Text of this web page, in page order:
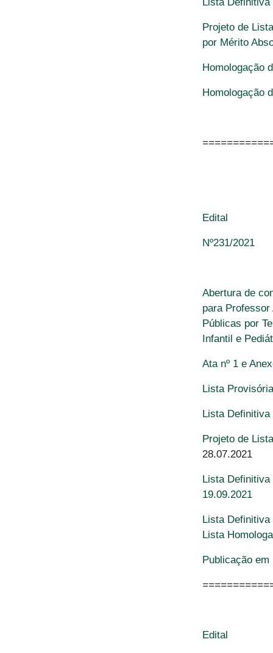
Projeto de
por Mérito
Homologação
Homologação
Edital
Nº231/2021
Abertura de
para Professor
Públicas por
Infantil e
Ata nº 1 e
Lista
Lista
Projeto de
28.07.2021
Lista Definitiva
19.09.2021
Lista Definitiva
Lista
Publicação
Edital